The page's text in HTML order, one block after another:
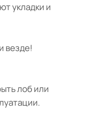
укладки и
везде!
лоб или